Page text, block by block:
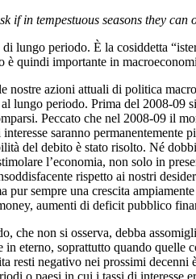
if in tempestuous seasons they
lungo periodo. È la cosiddetta
è quindi importante in
nostre azioni attuali di politica
lungo periodo. Prima del 2008-
Peccato che nel 2008-09 il
saranno
del debito è stato risolto. Né
l’economia, non solo in
rispetto ai nostri
pur sempre una crescita
aumenti di deficit pubblico
che non si osserva, debba
eterno, soprattutto quando
resti negativo nei prossimi
o paesi in cui i tassi di